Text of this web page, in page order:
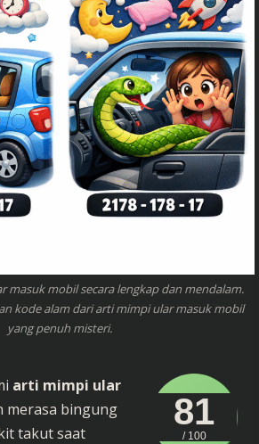
masuk mobil secara lengkap dan mendalam.
kode alam dari arti mimpi ular masuk mobil
yang penuh misteri.
81
/ 100
arti mimpi ular
merasa bingung
takut saat